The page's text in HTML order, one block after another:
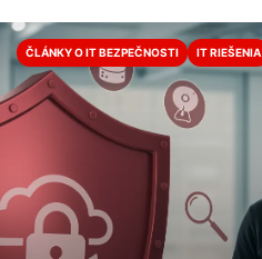
ČLÁNKY O IT BEZPEČNOSTI IT RIEŠENIA